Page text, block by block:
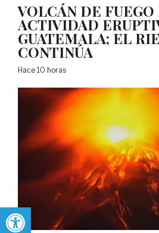
Abrir barra de herramientas
VOLCÁN DE FUEGO
ACTIVIDAD
GUATEMALA; EL
CONTINÚA
Hace 10 horas